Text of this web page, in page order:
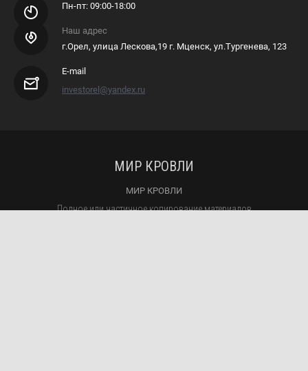
Пн-пт: 09:00-18:00
Наш адрес
г.Орел, улица Лескова,19 г. Мценск, ул.Тургенева, 123
E-mail
investorel@yandex.ru
МИР КРОВЛИ
МИР КРОВЛИ
Полное или частичное копирование материалов